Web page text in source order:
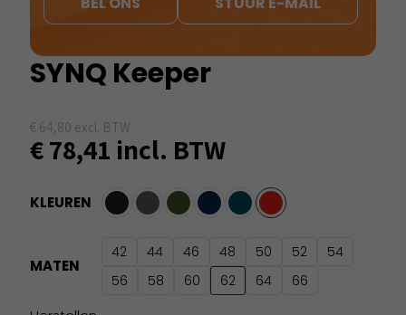
SYNQ Keeper
€ 64,80 excl. BTW
€78,41 incl. BTW
KLEUREN
MATEN
42 44 46 48 50 52
54
56
58 60 62 64 66